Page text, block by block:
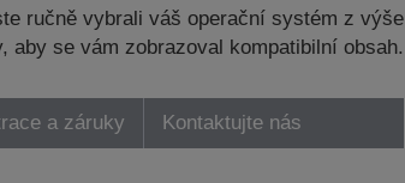
ručně vybrali váš operační systém z výše
aby se vám zobrazoval kompatibilní obsah.
a záruky Kontaktujte nás